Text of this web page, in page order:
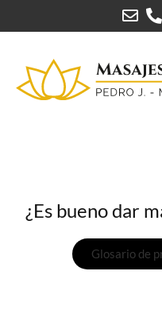
¿Es bueno dar
Glosario de